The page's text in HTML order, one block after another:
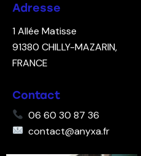
Adresse
1 Allée Matisse
91380 CHILLY-MAZARIN,
FRANCE
Contact
06 60 30 87 36
contact@anyxa.fr